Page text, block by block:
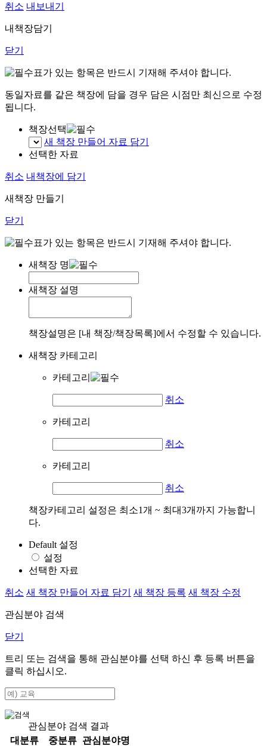
취소 내보내기
내책장담기
닫기
표가 있는 항목은 반드시 기재해 주셔야 합니다.
동일자료를 같은 책장에 담을 경우 담은 시점만 최신으로 수정
됩니다.
책장선택
새 책장 만들어 자료 담기
선택한 자료
취소 내책장에 담기
새책장 만들기
닫기
표가 있는 항목은 반드시 기재해 주셔야 합니다.
새책장 명
새책장 설명
책장설명은 [내 책장/책장목록]에서 수정할 수 있습니다.
새책장 카테고리
카테고리
취소
카테고리
취소
카테고리
취소
책장카테고리 설정은 최소1개 ~ 최대3개까지 가능합니
다.
Default 설정
설정
선택한 자료
취소 새 책장 만들어 자료 담기 새 책장 등록 새 책장 수정
관심분야 검색
닫기
트리 또는 검색을 통해 관심분야를 선택 하신 후 등록 버튼을
클릭 하십시오.
관심분야 검색 결과
대분류
중분류
관심분야명